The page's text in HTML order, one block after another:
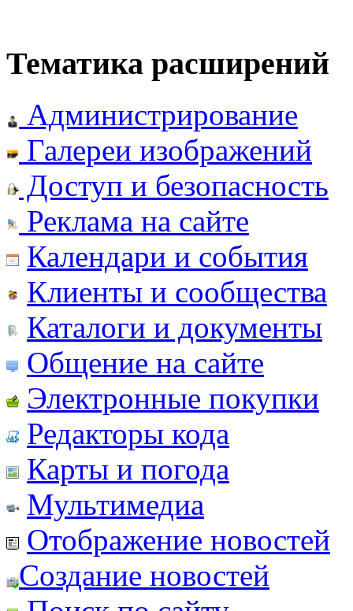
Тематика расширений
Администрирование
Галереи изображений
Доступ и безопасность
Реклама на сайте
Календари и события
Клиенты и сообщества
Каталоги и документы
Общение на сайте
Электронные покупки
Редакторы кода
Карты и погода
Мультимедиа
Отображение новостей
Создание новостей